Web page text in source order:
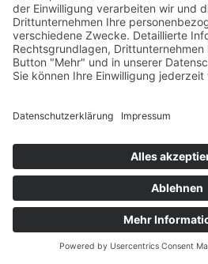
April 10, 2026